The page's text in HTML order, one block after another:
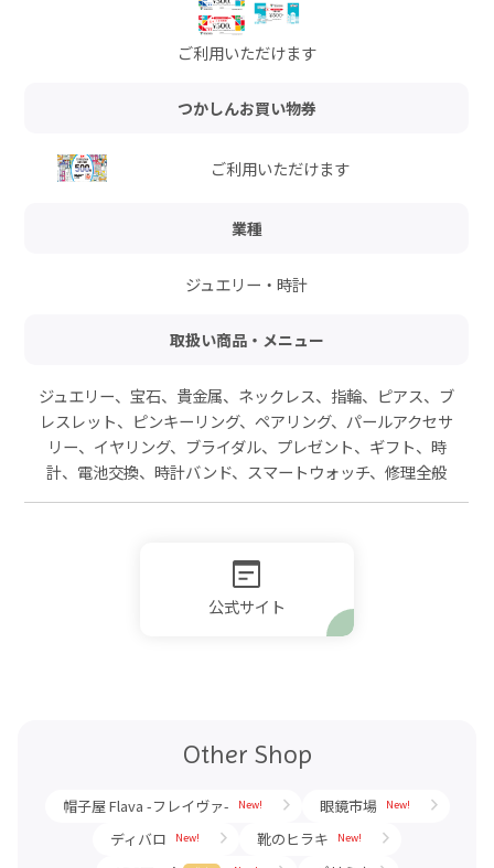
ご利用いただけます
つかしんお買い物券
ご利用いただけます
業種
ジュエリー・時計
取扱い商品・メニュー
ジュエリー、宝石、貴金属、ネックレス、指輪、ピアス、ブ
レスレット、ピンキーリング、ペアリング、パールアクセサ
リー、イヤリング、ブライダル、プレゼント、ギフト、時
計、電池交換、時計バンド、スマートウォッチ、修理全般
公式サイト
Other Shop
帽子屋 Flava -フレイヴァ- New! 眼鏡市場 New!
ディバロ New! 靴のヒラキ New!